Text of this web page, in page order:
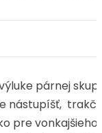
párnej
nástupíšť,
pre